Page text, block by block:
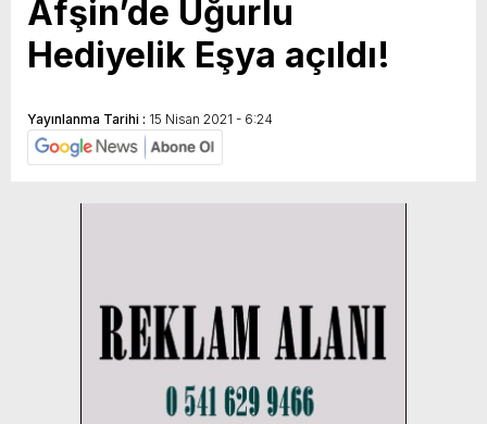
Afşin’de Uğurlu
Hediyelik Eşya açıldı!
Yayınlanma Tarihi : 15 Nisan 2021 - 6:24